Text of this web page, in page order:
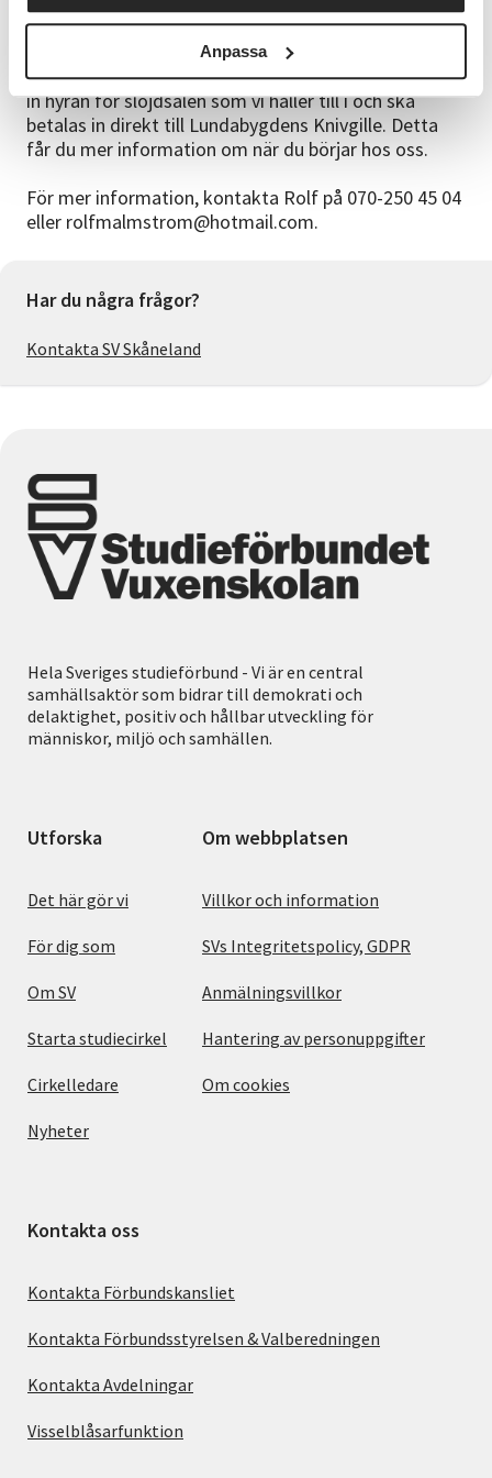
Anpassa
varandra med materialval och maskiner.
Vi tar en medlemsavgift på 250kr/år. Avgiften täcker
in hyran för slöjdsalen som vi håller till i och ska
betalas in direkt till Lundabygdens Knivgille. Detta
får du mer information om när du börjar hos oss.
För mer information, kontakta Rolf på 070-250 45 04
eller rolfmalmstrom@hotmail.com.
Har du några frågor?
Kontakta SV Skåneland
Hela Sveriges studieförbund - Vi är en central
samhällsaktör som bidrar till demokrati och
delaktighet, positiv och hållbar utveckling för
människor, miljö och samhällen.
Utforska
Det här gör vi
För dig som
Om SV
Starta studiecirkel
Cirkelledare
Nyheter
Om webbplatsen
Villkor och information
SVs Integritetspolicy, GDPR
Anmälningsvillkor
Hantering av personuppgifter
Om cookies
Kontakta oss
Kontakta Förbundskansliet
Kontakta Förbundsstyrelsen & Valberedningen
Kontakta Avdelningar
Visselblåsarfunktion